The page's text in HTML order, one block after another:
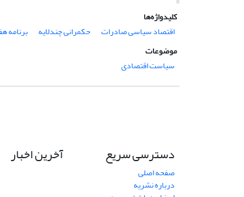
کلیدواژه‌ها
اقتصاد سیاسی صادرات
حکمرانی چندلایه برنامه
موضوعات
سیاست اقتصادی
دسترسی سریع
صفحه اصلی
درباره نشریه
آخرین اخبار